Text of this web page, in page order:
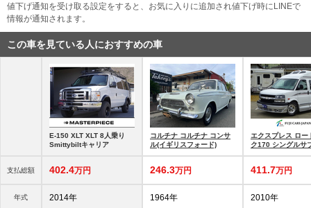
値下げ通知を受け取る設定をすると、お気に入りに追加され値下げ時にLINEで
情報が通知されます。
この車を見ている人におすすめの車
支払総額
年式
E-150 XLT XLT 8人乗り
Smittybiltキャリア
402.4万円
2014年
コルチナ コルチナ コンサ
ル(イギリスフォード)
246.3万円
1964年
エクスプレス ロー
ク170 シングルサ
411.7万円
2010年